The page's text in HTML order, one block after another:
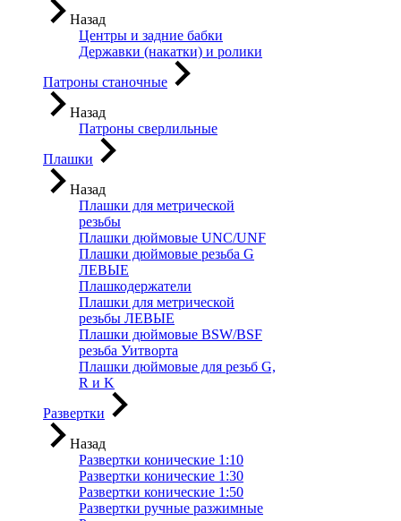
Назад
Центры и задние бабки
Державки (накатки) и ролики
Патроны станочные
Назад
Патроны сверлильные
Плашки
Назад
Плашки для метрической
резьбы
Плашки дюймовые UNC/UNF
Плашки дюймовые резьба G
ЛЕВЫЕ
Плашкодержатели
Плашки для метрической
резьбы ЛЕВЫЕ
Плашки дюймовые BSW/BSF
резьба Уитворта
Плашки дюймовые для резьб G,
R и K
Развертки
Назад
Развертки конические 1:10
Развертки конические 1:30
Развертки конические 1:50
Развертки ручные разжимные